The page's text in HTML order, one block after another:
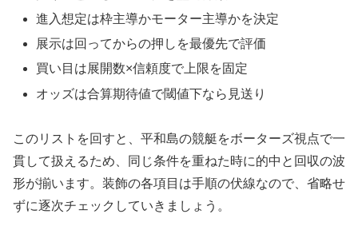
進入想定は枠主導かモーター主導かを決定
展示は回ってからの押しを最優先で評価
買い目は展開数×信頼度で上限を固定
オッズは合算期待値で閾値下なら見送り
このリストを回すと、平和島の競艇をボーターズ視点で一
貫して扱えるため、同じ条件を重ねた時に的中と回収の波
形が揃います。装飾の各項目は手順の伏線なので、省略せ
ずに逐次チェックしていきましょう。